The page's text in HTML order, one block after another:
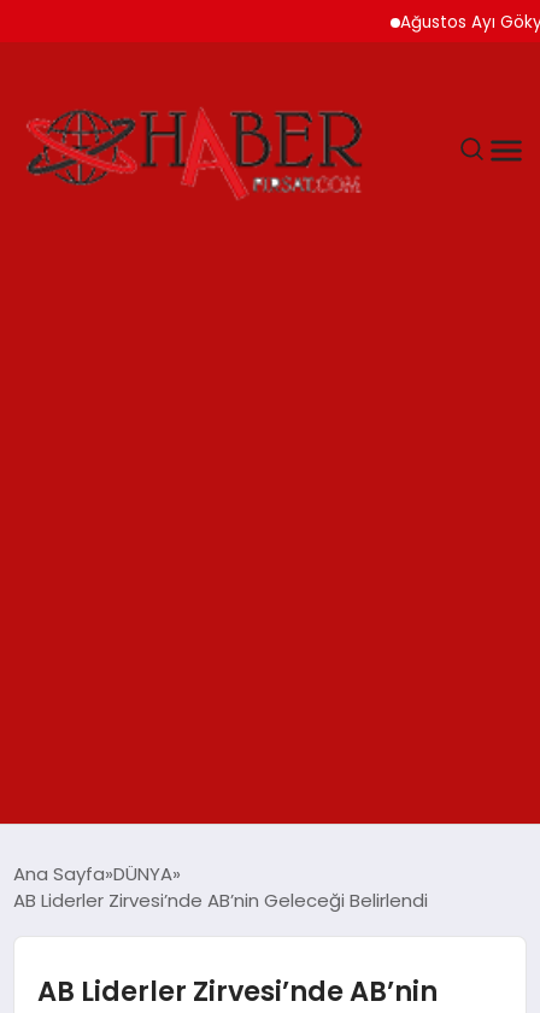
Ağustos Ayı
YAŞAM
Ana Sayfa DÜNYA
AB Liderler Zirvesi’nde AB’nin Geleceği Belirlendi
AB Liderler Zirvesi’nde AB’nin